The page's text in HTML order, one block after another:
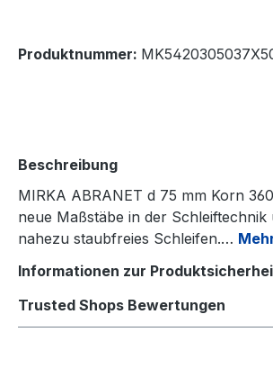
Produktnummer:
Beschreibung
MIRKA ABRANET d 75 mm Korn
neue Maßstäbe in der
nahezu staubfreies Schleifen.…
Informationen zur
Trusted Shops Bewertungen